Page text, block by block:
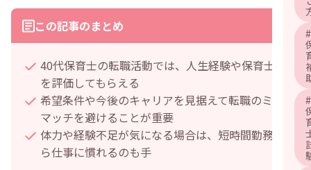
#
#
この記事のまとめ
40代保育士の転職活動では、人生経験や保育士歴
を評価してもらえる
希望条件や今後のキャリアを見据えて転職のミス
マッチを避けることが重要
体力や経験不足が気になる場合は、短時間勤務か
ら仕事に慣れるのも手